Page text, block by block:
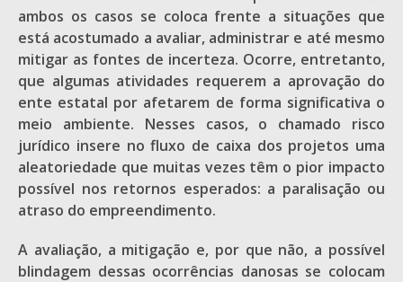
ambos os casos se coloca frente a situações que
está acostumado a avaliar, administrar e até mesmo
mitigar as fontes de incerteza. Ocorre, entretanto,
que algumas atividades requerem a aprovação do
ente estatal por afetarem de forma significativa o
meio ambiente. Nesses casos, o chamado risco
jurídico insere no fluxo de caixa dos projetos uma
aleatoriedade que muitas vezes têm o pior impacto
possível nos retornos esperados: a paralisação ou
atraso do empreendimento.
A avaliação, a mitigação e, por que não, a possível
blindagem dessas ocorrências danosas se colocam